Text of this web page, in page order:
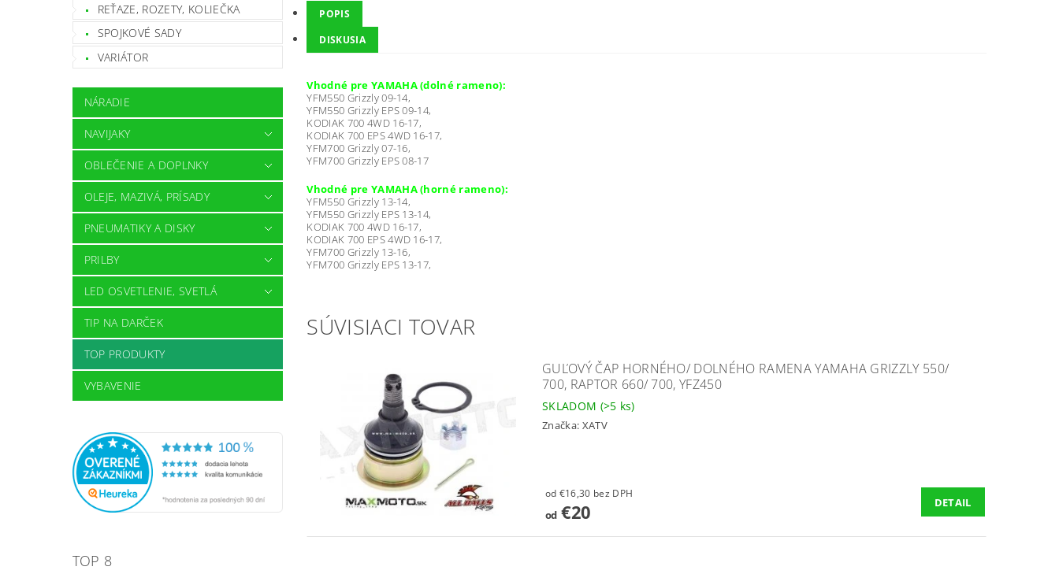
REŤAZE, ROZETY, KOLIEČKA
SPOJKOVÉ SADY
VARIÁTOR
NÁRADIE
NAVIJAKY
OBLEČENIE A DOPLNKY
OLEJE, MAZIVÁ, PRÍSADY
PNEUMATIKY A DISKY
PRILBY
LED OSVETLENIE, SVETLÁ
TIP NA DARČEK
TOP PRODUKTY
VYBAVENIE
TOP 8
POPIS
DISKUSIA
Vhodné pre YAMAHA (dolné rameno):
YFM550 Grizzly 09-14,
YFM550 Grizzly EPS 09-14,
KODIAK 700 4WD 16-17,
KODIAK 700 EPS 4WD 16-17,
YFM700 Grizzly 07-16,
YFM700 Grizzly EPS 08-17
Vhodné pre YAMAHA (horné rameno):
YFM550 Grizzly 13-14,
YFM550 Grizzly EPS 13-14,
KODIAK 700 4WD 16-17,
KODIAK 700 EPS 4WD 16-17,
YFM700 Grizzly 13-16,
YFM700 Grizzly EPS 13-17,
SÚVISIACI TOVAR
GUĽOVÝ ČAP HORNÉHO/ DOLNÉHO RAMENA YAMAHA GRIZZLY 550/
700, RAPTOR 660/ 700, YFZ450
SKLADOM (>5 ks)
Značka: XATV
od €16,30 bez DPH
od€20 DETAIL